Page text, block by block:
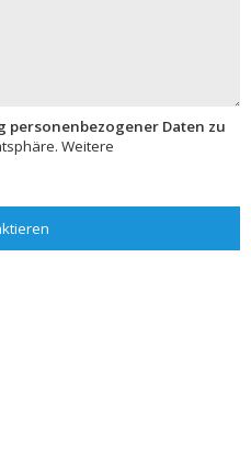
personenbezogener Daten zu
Weitere